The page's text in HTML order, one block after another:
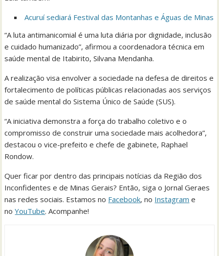
Acuruí sediará Festival das Montanhas e Águas de Minas
“A luta antimanicomial é uma luta diária por dignidade, inclusão
e cuidado humanizado”, afirmou a coordenadora técnica em
saúde mental de Itabirito, Silvana Mendanha.
A realização visa envolver a sociedade na defesa de direitos e
fortalecimento de políticas públicas relacionadas aos serviços
de saúde mental do Sistema Único de Saúde (SUS).
“A iniciativa demonstra a força do trabalho coletivo e o
compromisso de construir uma sociedade mais acolhedora”,
destacou o vice-prefeito e chefe de gabinete, Raphael
Rondow.
Quer ficar por dentro das principais notícias da Região dos
Inconfidentes e de Minas Gerais? Então, siga o Jornal Geraes
nas redes sociais. Estamos no Facebook, no Instagram e
noYouTube. Acompanhe!